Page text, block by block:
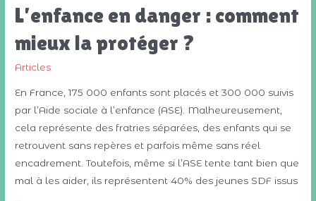
L’enfance en danger : comment
mieux la protéger ?
Articles
En France, 175 000 enfants sont placés et 300 000 suivis
par l’Aide sociale à l’enfance (ASE). Malheureusement,
cela représente des fratries séparées, des enfants qui se
retrouvent sans repères et parfois même sans réel
encadrement. Toutefois, même si l’ASE tente tant bien que
mal à les aider, ils représentent 40% des jeunes SDF issus